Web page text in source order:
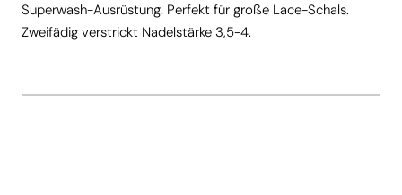
Superwash-Ausrüstung. Perfekt für große Lace-Schals.
Zweifädig verstrickt Nadelstärke 3,5-4.